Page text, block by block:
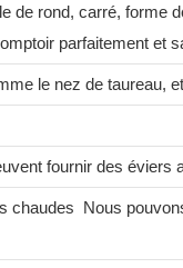
de rond, carré, forme
parfaitement et
le nez de taureau,
fournir des éviers
chaudes Nous